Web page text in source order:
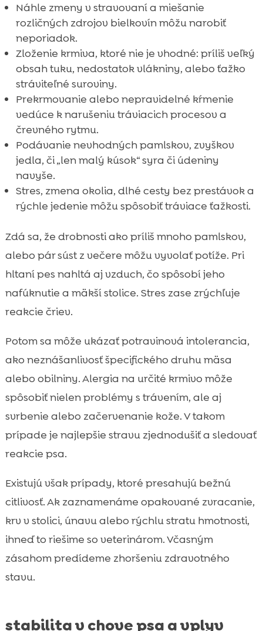
Náhle zmeny v stravovaní a miešanie
rozličných zdrojov bielkovín môžu narobiť
neporiadok.
Zloženie krmiva, ktoré nie je vhodné: príliš veľký
obsah tuku, nedostatok vlákniny, alebo ťažko
stráviteľné suroviny.
Prekrmovanie alebo nepravidelné kŕmenie
vedúce k narušeniu tráviacich procesov a
črevného rytmu.
Podávanie nevhodných pamlskov, zvyškov
jedla, či „len malý kúsok“ syra či údeniny
navyše.
Stres, zmena okolia, dlhé cesty bez prestávok a
rýchle jedenie môžu spôsobiť tráviace ťažkosti.
Zdá sa, že drobnosti ako príliš mnoho pamlskov,
alebo pár súst z večere môžu vyvolať potíže. Pri
hltaní pes nahltá aj vzduch, čo spôsobí jeho
nafúknutie a mäkší stolice. Stres zase zrýchľuje
reakcie čriev.
Potom sa môže ukázať potravinová intolerancia,
ako neznášanlivosť špecifického druhu mäsa
alebo obilniny. Alergia na určité krmivo môže
spôsobiť nielen problémy s trávením, ale aj
svrbenie alebo začervenanie kože. V takom
prípade je najlepšie stravu zjednodušiť a sledovať
reakcie psa.
Existujú však prípady, ktoré presahujú bežnú
citlivosť. Ak zaznamenáme opakované zvracanie,
krv v stolici, únavu alebo rýchlu stratu hmotnosti,
ihneď to riešime so veterinárom. Včasným
zásahom predídeme zhoršeniu zdravotného
stavu.
stabilita v chove psa a vplyv